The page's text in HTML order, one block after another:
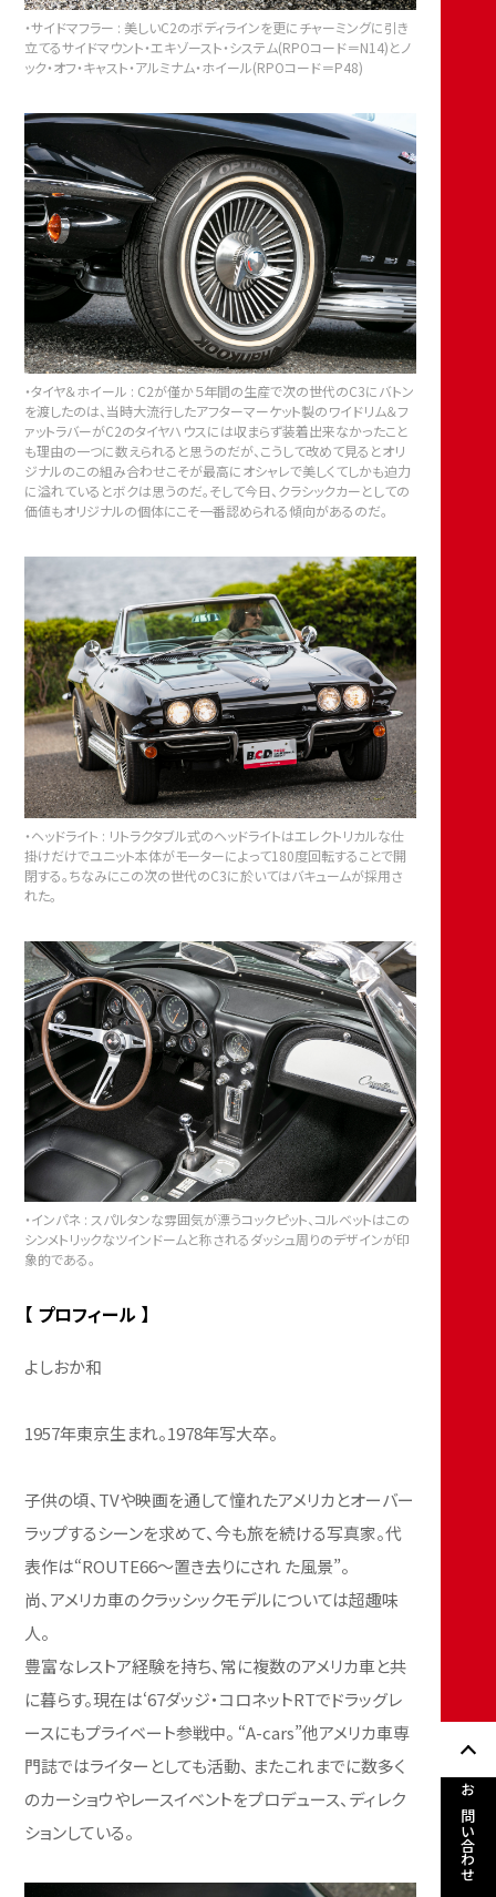
お問い合わせ
・サイドマフラー : 美しいC2のボディラインを更にチャーミングに引き
立てるサイドマウント・エキゾースト・システム(RPOコード＝N14)とノ
ック・オフ・キャスト・アルミナム・ホイール(RPOコード＝P48)
・タイヤ＆ホイール : C2が僅か５年間の生産で次の世代のC3にバトン
を渡したのは、当時大流行したアフターマーケット製のワイドリム＆フ
ァットラバーがC2のタイヤハウスには収まらず装着出来なかったこと
も理由の一つに数えられると思うのだが、こうして改めて見るとオリ
ジナルのこの組み合わせこそが最高にオシャレで美しくてしかも迫力
に溢れているとボクは思うのだ。そして今日、クラシックカーとしての
価値もオリジナルの個体にこそ一番認められる傾向があるのだ。
・ヘッドライト : リトラクタブル式のヘッドライトはエレクトリカルな仕
掛けだけでユニット本体がモーターによって180度回転することで開
閉する。ちなみにこの次の世代のC3に於いてはバキュームが採用さ
れた。
・インパネ : スパルタンな雰囲気が漂うコックピット、コルベットはこの
シンメトリックなツインドームと称されるダッシュ周りのデザインが印
象的である。
【 プロフィール 】
よしおか和
1957年東京生まれ。1978年写大卒。
子供の頃、TVや映画を通して憧れたアメリカとオーバー
ラップするシーンを求めて、今も旅を続ける写真家。代
表作は“ROUTE66～置き去りにされ た風景”。
尚、アメリカ車のクラッシックモデルについては超趣味
人。
豊富なレストア経験を持ち、常に複数のアメリカ車と共
に暮らす。現在は‘67ダッジ・コロネットRTでドラッグレ
ースにもプライベート参戦中。 “A-cars”他アメリカ車専
門誌ではライターとしても活動、 またこれまでに数多く
のカーショウやレースイベントをプロデュース、ディレク
ションしている。